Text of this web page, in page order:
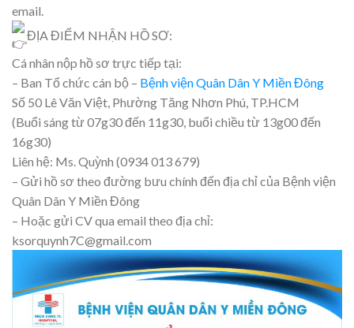
email.
ĐỊA ĐIỂM NHẬN HỒ SƠ:
Cá nhân nộp hồ sơ trực tiếp tại:
– Ban Tổ chức cán bộ – Bệnh viện Quân Dân Y Miền Đông
Số 50 Lê Văn Việt, Phường Tăng Nhơn Phú, TP.HCM
(Buổi sáng từ 07g30 đến 11g30, buổi chiều từ 13g00 đến
16g30)
Liên hệ: Ms. Quỳnh (0934 013 679)
– Gửi hồ sơ theo đường bưu chính đến địa chỉ của Bệnh viện
Quân Dân Y Miền Đông
– Hoặc gửi CV qua email theo địa chỉ:
ksorquynh7C@gmail.com